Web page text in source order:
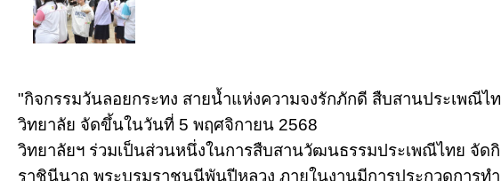
"กิจกรรมวันลอยกระทง สายน้ำแห่งความจงรักภักดี สืบสานประเพณีไท
วิทยาลัย จัดขึ้นในวันที่ 5 พฤศจิกายน 2568
วิทยาลัยฯ ร่วมเป็นส่วนหนึ่งในการสืบสานวัฒนธรรมประเพณีไทย จัด
ราชินีนาถ พระบรมราชนนีพันปีหลวง ภายในงานมีการประกวดการ